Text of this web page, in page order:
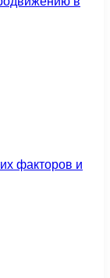
факторов и